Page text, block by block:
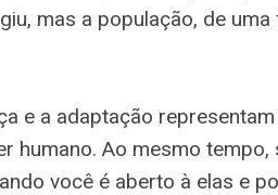
mas a população, de uma
e a adaptação
humano. Ao mesmo tempo,
você é aberto à elas e